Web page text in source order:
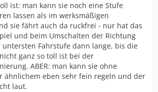
ist: man kann sie noch eine Stufe
lassen als im werksmäßigen
sie fährt auch da ruckfrei - nur hat das
und beim Umschalten der Richtung
Fahrstufe dann lange, bis die
ganz so toll ist bei der
ABER: man kann sie ohne
ähnlichem eben sehr fein regeln und der
laut.